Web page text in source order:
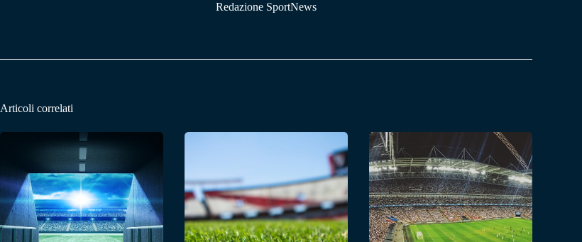
Redazione SportNews
Articoli correlati